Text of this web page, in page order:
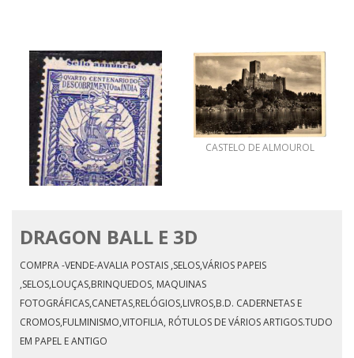
IV CENTENÁRIO DO
ÍNDIA-CARAVELA 3
CASTELO DE ALMOUROL
DRAGON BALL E 3D
COMPRA -VENDE-AVALIA POSTAIS ,SELOS,VÁRIOS PAPEIS
,SELOS,LOUÇAS,BRINQUEDOS, MAQUINAS
FOTOGRÁFICAS,CANETAS,RELÓGIOS,LIVROS,B.D. CADERNETAS E
CROMOS,FULMINISMO,VITOFILIA, RÓTULOS DE VÁRIOS ARTIGOS.TUDO
EM PAPEL E ANTIGO